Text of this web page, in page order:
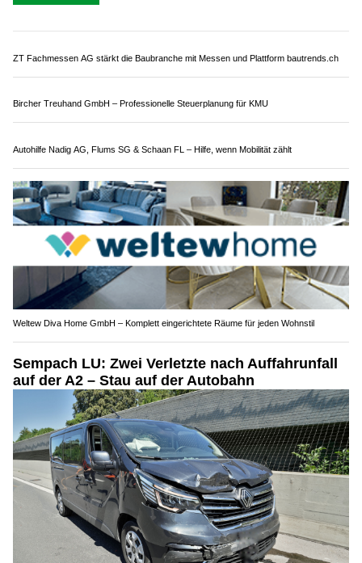
Dabei kollidierte sie zunächst frontal mit einem Abfalleimer und
schliesslich mit voller Wucht mit einem Baum. Die Lenkerin
wurde der Führerausweis entzogen.
ZT Fachmessen AG stärkt die Baubranche mit Messen und Plattform bautrends.ch
Bircher Treuhand GmbH – Professionelle Steuerplanung für KMU
Autohilfe Nadig AG, Flums SG & Schaan FL – Hilfe, wenn Mobilität zählt
Weltew Diva Home GmbH – Komplett eingerichtete Räume für jeden Wohnstil